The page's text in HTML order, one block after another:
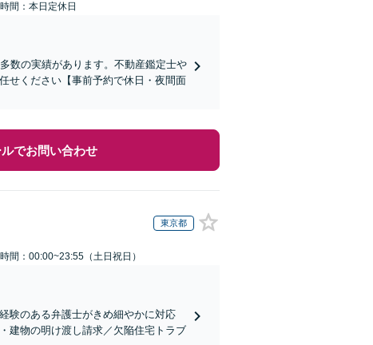
間：本日定休日
数の実績があります。不動産鑑定士や
せください【事前予約で休日・夜間面
ルでお問い合わせ
東京都
間：00:00~23:55（土日祝日）
験のある弁護士がきめ細やかに対応
建物の明け渡し請求／欠陥住宅トラブ